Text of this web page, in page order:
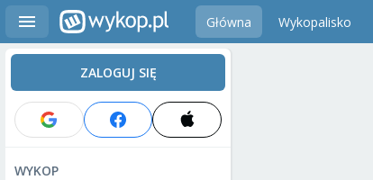
Główna Wykopalisko
ZALOGUJ SIĘ
WYKOP